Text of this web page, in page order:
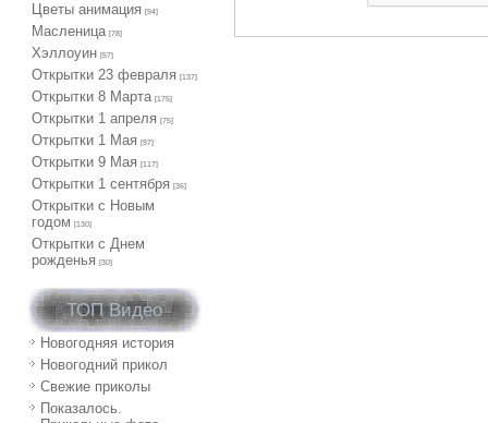
Цветы анимация [94]
Масленица [78]
Хэллоуин [57]
Открытки 23 февраля [137]
Открытки 8 Марта [175]
Открытки 1 апреля [75]
Открытки 1 Мая [97]
Открытки 9 Мая [117]
Открытки 1 сентября [36]
Открытки с Новым
годом
[130]
Открытки с Днем
рожденья
[30]
ТОП Видео
Новогодняя история
Новогодний прикол
Свежие приколы
Показалось.